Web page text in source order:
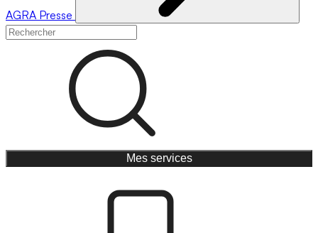
AGRA Presse
Mes services